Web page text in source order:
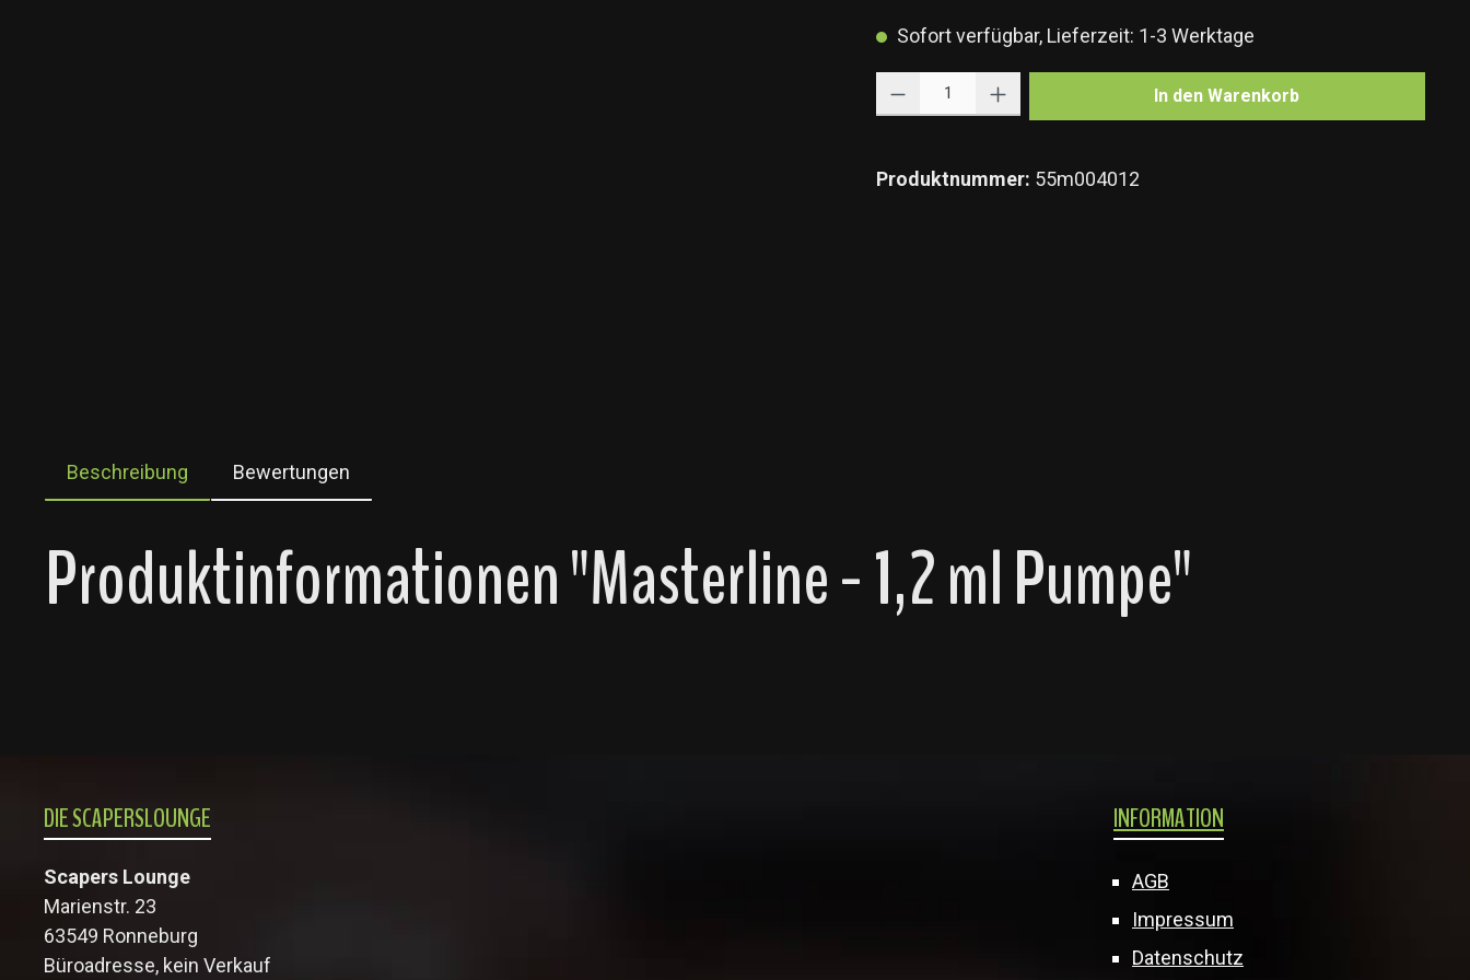
Sofort verfügbar, Lieferzeit: 1-3 Werktage
In den Warenkorb
Produktnummer: 55m004012
Beschreibung Bewertungen
Produktinformationen "Masterline - 1,2 ml Pumpe"
DIE SCAPERSLOUNGE
Scapers Lounge
Marienstr. 23
63549 Ronneburg
Büroadresse, kein Verkauf
INFORMATION
AGB
Impressum
Datenschutz